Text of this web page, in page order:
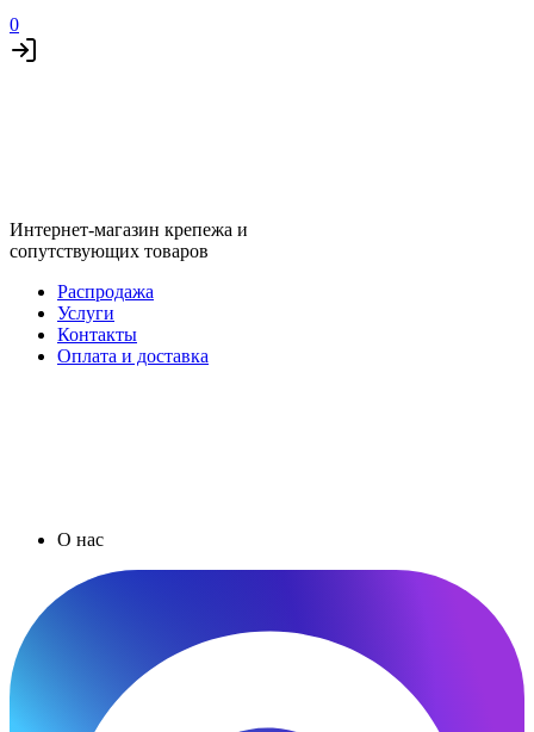
0
Интернет-магазин крепежа и
сопутствующих товаров
Распродажа
Услуги
Контакты
Оплата и доставка
О нас